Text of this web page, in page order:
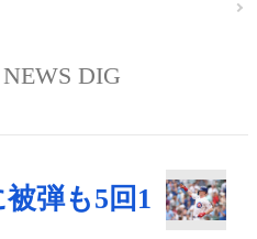
DIG
弾も5回1